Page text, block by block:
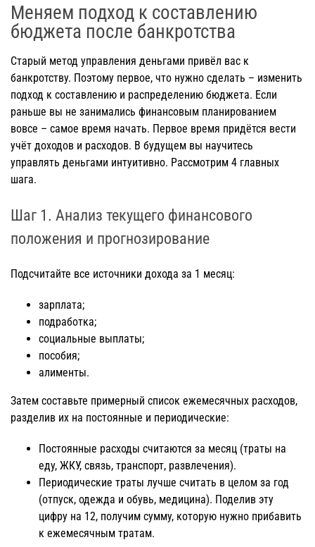
Меняем подход к составлению
бюджета после банкротства
Старый метод управления деньгами привёл вас к
банкротству. Поэтому первое, что нужно сделать – изменить
подход к составлению и распределению бюджета. Если
раньше вы не занимались финансовым планированием
вовсе – самое время начать. Первое время придётся вести
учёт доходов и расходов. В будущем вы научитесь
управлять деньгами интуитивно. Рассмотрим 4 главных
шага.
Шаг 1. Анализ текущего финансового
положения и прогнозирование
Подсчитайте все источники дохода за 1 месяц:
зарплата;
подработка;
социальные выплаты;
пособия;
алименты.
Затем составьте примерный список ежемесячных расходов,
разделив их на постоянные и периодические:
Постоянные расходы считаются за месяц (траты на
еду, ЖКУ, связь, транспорт, развлечения).
Периодические траты лучше считать в целом за год
(отпуск, одежда и обувь, медицина). Поделив эту
цифру на 12, получим сумму, которую нужно прибавить
к ежемесячным тратам.